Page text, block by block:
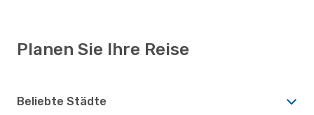
Planen Sie Ihre Reise
Beliebte Städte